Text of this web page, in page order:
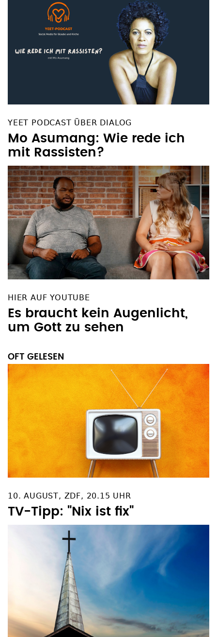
Mo Asumang: Wie rede ich
mit Rassisten?
Es braucht kein Augenlicht,
um Gott zu sehen
TV-Tipp: "Nix ist fix"